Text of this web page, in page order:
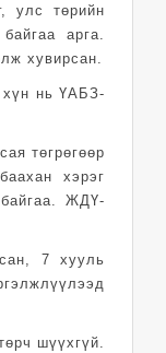
улс төрийн
арга.
хувирсан.
хүн нь ҮАБЗ-
төгрөгөөр
хэрэг
ЖДҮ-
7 хууль
шүүхгүй.